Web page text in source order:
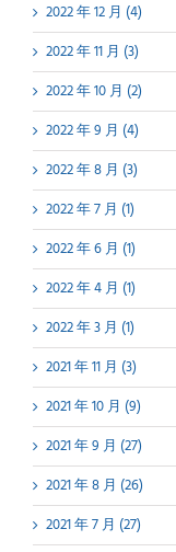
2022 年 12 月 (4)
2022 年 11 月 (3)
2022 年 10 月 (2)
2022 年 9 月 (4)
2022 年 8 月 (3)
2022 年 7 月 (1)
2022 年 6 月 (1)
2022 年 4 月 (1)
2022 年 3 月 (1)
2021 年 11 月 (3)
2021 年 10 月 (9)
2021 年 9 月 (27)
2021 年 8 月 (26)
2021 年 7 月 (27)